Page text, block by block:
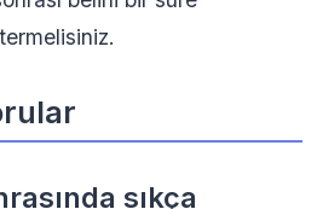
sıkça